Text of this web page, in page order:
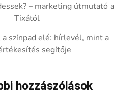
– marketing útmutató a
Tixától
színpad elé: hírlevél, mint a
segítője
hozzászólások